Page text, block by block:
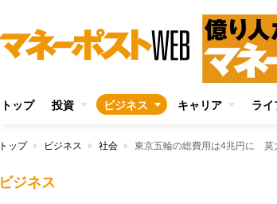
トップ 投資 ビジネス キャリア ライ
トップ ビジネス 社会 東京五輪の総費用は4兆円に 莫
ビジネス